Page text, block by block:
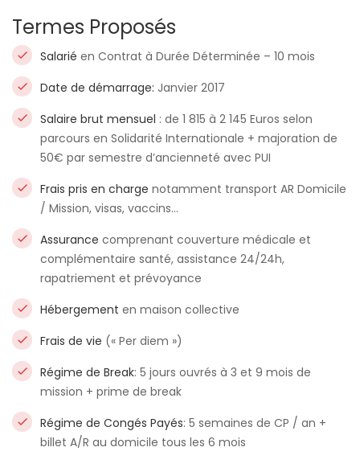
Termes Proposés
Salarié en Contrat à Durée Déterminée – 10 mois
Date de démarrage: Janvier 2017
Salaire brut mensuel : de 1 815 à 2 145 Euros selon
parcours en Solidarité Internationale + majoration de
50€ par semestre d’ancienneté avec PUI
Frais pris en charge notamment transport AR Domicile
/ Mission, visas, vaccins…
Assurance comprenant couverture médicale et
complémentaire santé, assistance 24/24h,
rapatriement et prévoyance
Hébergement en maison collective
Frais de vie (« Per diem »)
Régime de Break: 5 jours ouvrés à 3 et 9 mois de
mission + prime de break
Régime de Congés Payés: 5 semaines de CP / an +
billet A/R au domicile tous les 6 mois